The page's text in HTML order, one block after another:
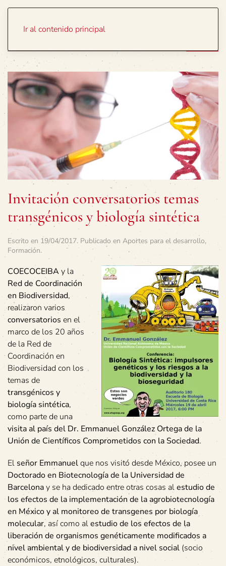
Ir al contenido principal
Invitación conversatorios temas
transgénicos y biología sintética
Escrito en 19/04/2017. Publicado en Aportes para el desarrollo,
Formación.
COECOCEIBAy la
Red de Coordinación
en Biodiversidad,
realizaron varios
conversatorios en el
marco de los 20 años
de la Red de
Coordinación en
Biodiversidad con los
temas de
transgénicos y
biología sintética,
como parte de una
visita al país del Dr. Emmanuel González Ortega de la
Unión de Científicos Comprometidos con la Sociedad.
El señor Emmanuelque nos visitó desde México, posee un
Doctorado en Biotecnología de la Universidad de
Barcelonay se ha dedicado entre otras cosas alestudio de
los efectos de la implementación de la agrobiotecnología
en México y al monitoreo de transgenes por biología
molecular, así como alestudio de los efectos de la
liberación de organismos genéticamente modificados a
nivel ambiental y de biodiversidad a nivel social (socio
económicos, etnológicos, culturales).